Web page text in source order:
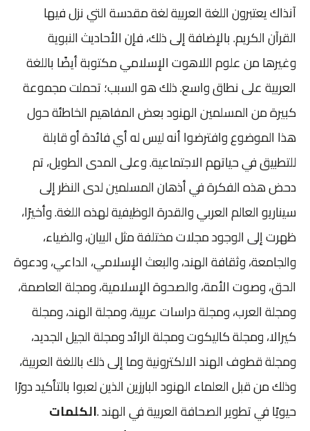
آنذاك يعتبرون اللغة العربية لغة مقدسة التي نزل فيها
القرآن الكريم. بالإضافة إلى ذلك، فإن الأحاديث النبوية
وغيرها من علوم اللاهوت الإسلامي مكتوبة أيضًا باللغة
العربية على نطاق واسع. ذلك هو السبب؛ تحملت مجموعة
كبيرة من المسلمين الهنود بعض المفاهيم الخاطئة حول
هذا الموضوع وافترضوا أنه ليس له أي فائدة أو قابلة
للتطبيق في حياتهم الاجتماعية. وعلى المدى الطويل، تم
دحض هذه الفكرة في أذهان المسلمين لدى النظر إلى
سيناريو العالم العربي والقدرة الوظيفية لهذه اللغة. وأخيرًا،
ظهرت إلى الوجود مجلات مختلفة مثل البيان، والضياء،
والجامعة، وثقافة الهند، والبعث الإسلامي، الداعي، ودعوة
الحق، وصوت الأمة، والصحوة الإسلامية، ومجلة العاصمة،
ومجلة العرب، ومجلة دراسات عربية، ومجلة الهند، ومجلة
كيرالا، ومجلة كاليكوت ومجلة الرائد ومجلة الجيل الجديد،
ومجلة قطوف الهند الالكترونية وما إلى ذلك باللغة العربية،
وذلك من قبل العلماء الهنود البارزين الذين لعبوا بالتأكيد دورًا
حيويًا في تطوير الصحافة العربية في الهند .الكلمات